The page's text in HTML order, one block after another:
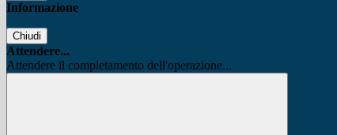
Informazione
Chiudi
Attendere...
Attendere il completamento dell'operazione...